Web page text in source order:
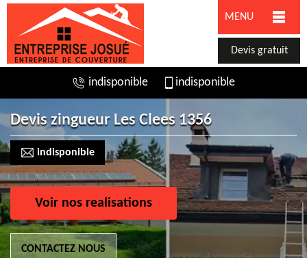
MENU
Devis gratuit
indisponible indisponible
Devis zingueur Les Clees 1356
indisponible
Voir nos realisations
CONTACTEZ NOUS